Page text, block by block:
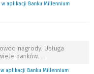
w aplikacji Banku Millennium
nagrody. Usługa
banków. …
w aplikacji Banku Millennium